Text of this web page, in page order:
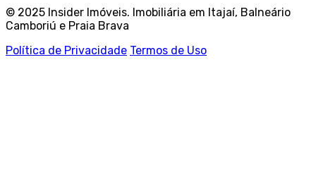
© 2025 Insider Imóveis. Imobiliária em Itajaí, Balneário
Camboriú e Praia Brava
Política de Privacidade Termos de Uso